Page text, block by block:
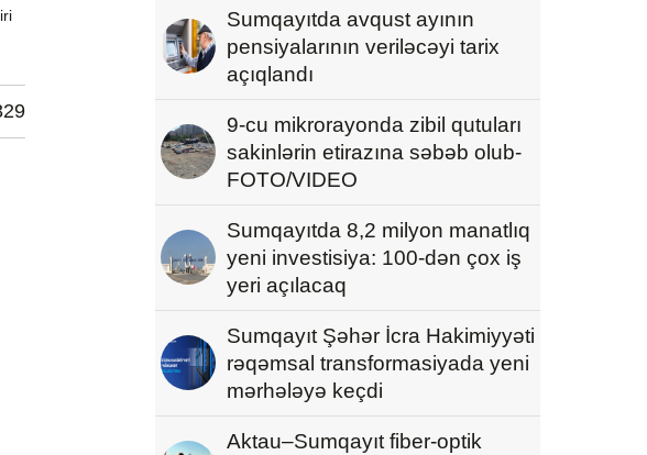
Sumqayıtda avqust ayının
pensiyalarının veriləcəyi tarix
açıqlandı
9-cu mikrorayonda zibil qutuları
sakinlərin etirazına səbəb olub-
FOTO/VIDEO
Sumqayıtda 8,2 milyon manatlıq
yeni investisiya: 100-dən çox iş
yeri açılacaq
Sumqayıt Şəhər İcra Hakimiyyəti
rəqəmsal transformasiyada yeni
mərhələyə keçdi
Aktau–Sumqayıt fiber-optik